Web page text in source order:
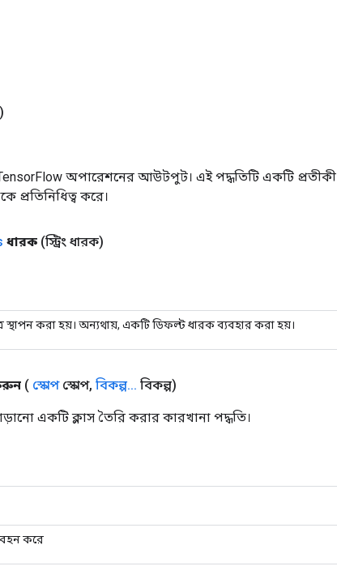
অপারেশনের আউটপুট। এই পদ্ধতিটি একটি প্রতীকী
প্রতিনিধিত্ব করে।
ধারক (স্ট্রিং ধারক)
স্থাপন করা হয়। অন্যথায়, একটি ডিফল্ট ধারক ব্যবহার করা হয়।
( স্কোপস্কোপ, বিকল্প... বিকল্প)
একটি ক্লাস তৈরি করার কারখানা পদ্ধতি।
বহন করে